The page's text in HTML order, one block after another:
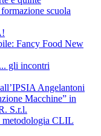
scuola
Fancy Food New
gli incontri
Angelantoni
Macchine” in
S.r.l.
metodologia CLIL